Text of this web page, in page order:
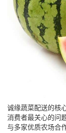
诚缘蔬菜配送的核
消费者最关心的问
与多家优质农场合